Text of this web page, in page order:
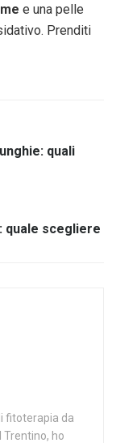
e una pelle
Prenditi
quali
quale scegliere
fitoterapia da
ho